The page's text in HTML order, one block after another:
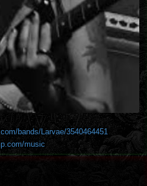
bands/Larvae/3540464451
music